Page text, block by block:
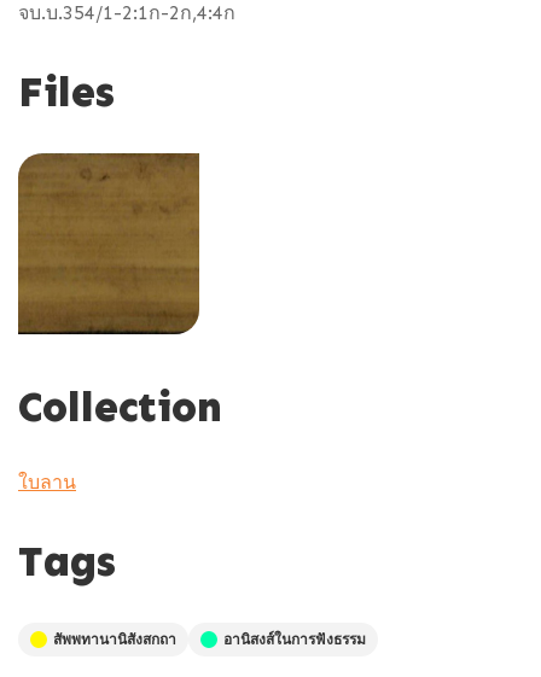
จบ.บ.354/1-2:1ก-2ก,4:4ก
Files
Collection
ใบลาน
Tags
สัพพทานานิสังสกถา อานิสงส์ในการฟังธรรม